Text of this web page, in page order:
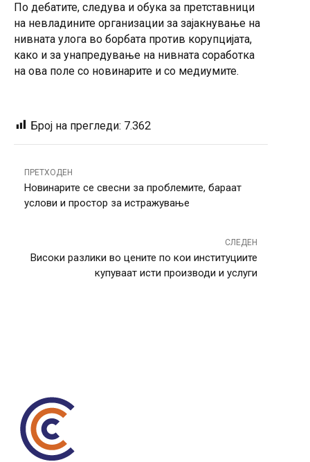
По дебатите, следува и обука за претставници
на невладините организации за зајакнување на
нивната улога во борбата против корупцијата,
како и за унапредување на нивната соработка
на ова поле со новинарите и со медиумите.
Број на прегледи: 7.362
ПРЕТХОДЕН
Новинарите се свесни за проблемите, бараат
услови и простор за истражување
СЛЕДЕН
Високи разлики во цените по кои институциите
купуваат исти производи и услуги